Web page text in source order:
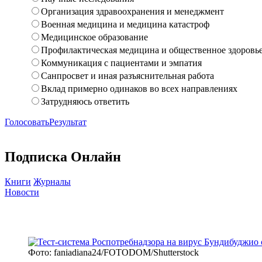
Организация здравоохранения и менеджмент
Военная медицина и медицина катастроф
Медицинское образование
Профилактическая медицина и общественное
Коммуникация с пациентами и эмпатия
Санпросвет и иная разъяснительная работа
Вклад примерно одинаков во всех направлениях
Затрудняюсь ответить
ГолосоватьРезультат
Подписка Онлайн
Книги Журналы
Новости
Фото: faniadiana24/FOTODOM/Shutterstock